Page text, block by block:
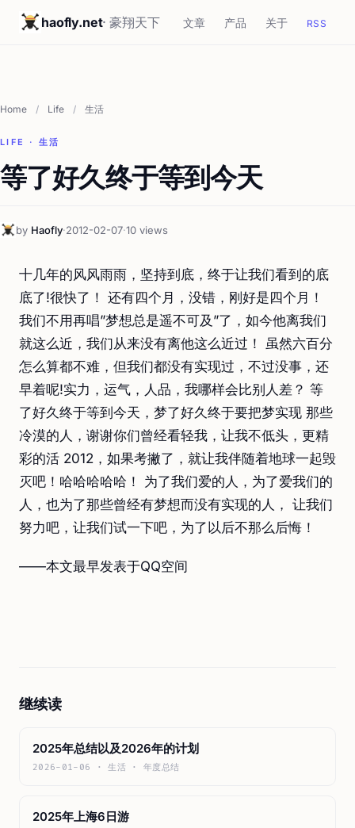
haofly.net· 豪翔天下 文章 产品 关于 RSS
Home / Life / 生活
LIFE · 生活
等了好久终于等到今天
by Haofly·2012-02-07·10 views
十几年的风风雨雨，坚持到底，终于让我们看到的底
底了!很快了！ 还有四个月，没错，刚好是四个月！
我们不用再唱”梦想总是遥不可及”了，如今他离我们
就这么近，我们从来没有离他这么近过！ 虽然六百分
怎么算都不难，但我们都没有实现过，不过没事，还
早着呢!实力，运气，人品，我哪样会比别人差？ 等
了好久终于等到今天，梦了好久终于要把梦实现 那些
冷漠的人，谢谢你们曾经看轻我，让我不低头，更精
彩的活 2012，如果考撇了，就让我伴随着地球一起毁
灭吧！哈哈哈哈哈！ 为了我们爱的人，为了爱我们的
人，也为了那些曾经有梦想而没有实现的人， 让我们
努力吧，让我们试一下吧，为了以后不那么后悔！
——本文最早发表于QQ空间
继续读
2025年总结以及2026年的计划
2026-01-06 · 生活 · 年度总结
2025年上海6日游